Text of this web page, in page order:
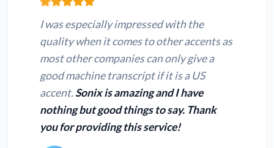
I was especially impressed with the
quality when it comes to other accents as
most other companies can only give a
good machine transcript if it is a US
accent. Sonix is amazing and I have
nothing but good things to say. Thank
you for providing this service!